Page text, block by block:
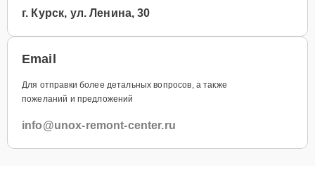
г. Курск, ул. Ленина, 30
Email
Для отправки более детальных вопросов, а также
пожеланий и предложений
info@unox-remont-center.ru